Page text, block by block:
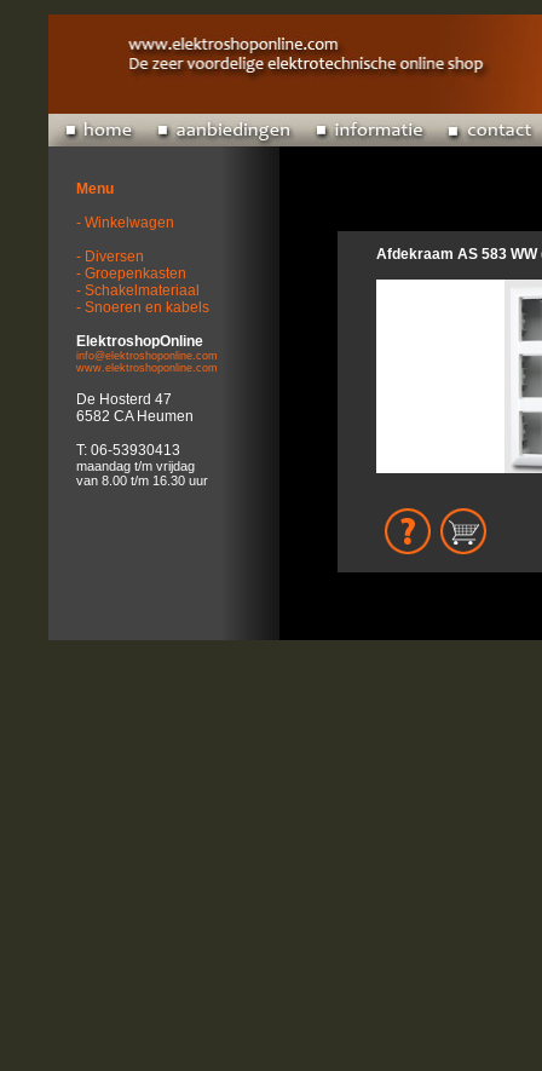
Menu
- Winkelwagen
- Diversen
- Groepenkasten
- Schakelmateriaal
- Snoeren en kabels
ElektroshopOnline
info@elektroshoponline.com
www.elektroshoponline.com
De Hosterd 47
6582 CA Heumen
T: 06-53930413
maandag t/m vrijdag
van 8.00 t/m 16.30 uur
Afdekraam AS 583 WW